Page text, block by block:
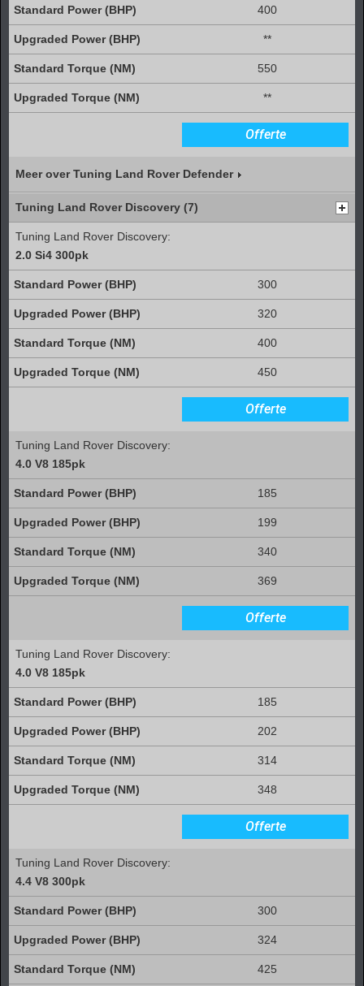
400
**
550
**
Offerte
Meer over Tuning Land Rover Defender
Tuning Land Rover Discovery (7)
Tuning Land Rover Discovery:
2.0 Si4 300pk
300
320
400
450
Offerte
Tuning Land Rover Discovery:
4.0 V8 185pk
185
199
340
369
Offerte
Tuning Land Rover Discovery:
4.0 V8 185pk
185
202
314
348
Offerte
Tuning Land Rover Discovery:
4.4 V8 300pk
300
324
425